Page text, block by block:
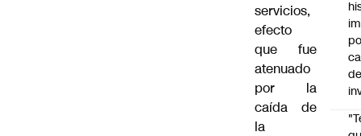
servicios,
efecto
que fue
atenuado
por la
caída de
la
de